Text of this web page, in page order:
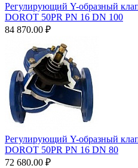
Регулирующий Y-образный
DOROT 50PR PN 16 DN 100
84 870.00 ₽
Регулирующий Y-образный
DOROT 50PR PN 16 DN 80
72 680.00 ₽